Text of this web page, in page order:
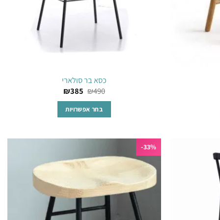
כסא בר סולארי
₪490
₪385
בחר אפשרויות
זה
מספר
ניתן
לבחור
את
33%-
לרשימת
המשאלות